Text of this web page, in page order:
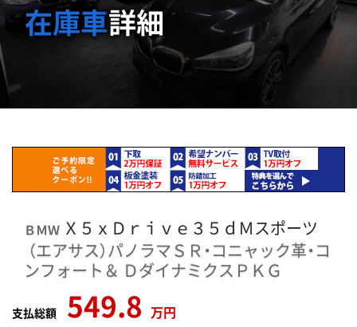
在庫車詳細
ＢＭＷ Ｘ５ｘＤｒｉｖｅ３５ｄＭスポーツ
（エアサス）パノラマＳＲ・コニャック革・コ
ンフォート＆ ＤダイナミクスＰＫＧ
支払総額 549.8 万円